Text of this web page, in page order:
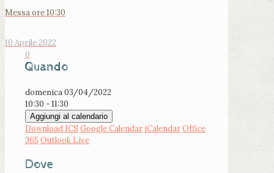
Messa ore 10:30
10 Aprile 2022
0
Quando
domenica 03/04/2022
10:30 - 11:30
Aggiungi al calendario
Download ICS Google Calendar iCalendarOffice
365 Outlook Live
Dove